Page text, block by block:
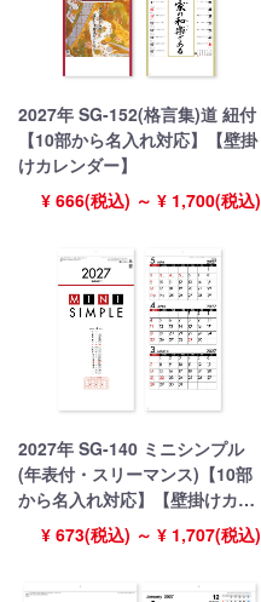
2027年 SG-152(格言集)道 紐付
【10部から名入れ対応】【壁掛
けカレンダー】
¥ 666(税込) ～ ¥ 1,700(税込)
2027年 SG-140 ミニシンプル
(年表付・スリーマンス)【10部
から名入れ対応】【壁掛けカレ
ンダー】
¥ 673(税込) ～ ¥ 1,707(税込)